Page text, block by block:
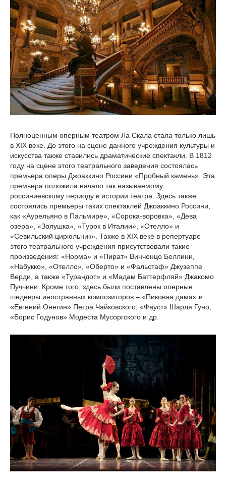
Полноценным оперным театром Ла Скала стала только лишь
в XIX веке. До этого на сцене данного учреждения культуры и
искусства также ставились драматические спектакли. В 1812
году на сцене этого театрального заведения состоялась
премьера оперы Джоаккино Россини «Пробный камень». Эта
премьера положила начало так называемому
россиниевскому периоду в истории театра. Здесь также
состоялись премьеры таких спектаклей Джоаккино Россини,
как «Аурельяно в Пальмире», «Сорока-воровка», «Дева
озера», «Золушка», «Турок в Италии», «Отелло» и
«Севильский цирюльник». Также в XIX веке в репертуаре
этого театрального учреждения присутствовали такие
произведения: «Норма» и «Пират» Винченцо Беллини,
«Набукко», «Отелло», «Оберто» и «Фальстаф» Джузеппе
Верди, а также «Турандот» и «Мадам Баттерфляй» Джакомо
Пуччини. Кроме того, здесь были поставлены оперные
шедевры иностранных композиторов – «Пиковая дама» и
«Евгений Онегин» Петра Чайковского, «Фауст» Шарля Гуно,
«Борис Годунов» Модеста Мусоргского и др.